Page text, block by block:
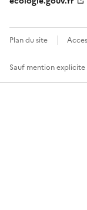
Plan du site
Sauf mention